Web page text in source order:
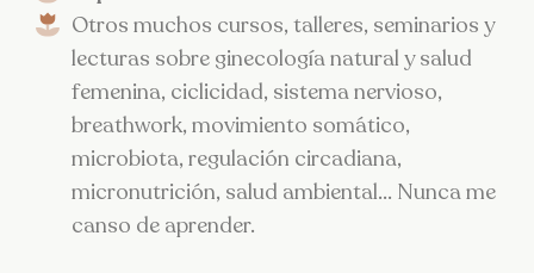
Otros muchos cursos, talleres, seminarios y
lecturas sobre ginecología natural y salud
femenina, ciclicidad, sistema nervioso,
breathwork, movimiento somático,
microbiota, regulación circadiana,
micronutrición, salud ambiental... Nunca me
canso de aprender.